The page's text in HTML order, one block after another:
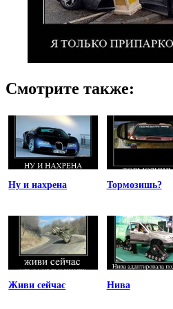
Смотрите также:
Ну и нахрена Тормозишь?
Живи сейчас Нива